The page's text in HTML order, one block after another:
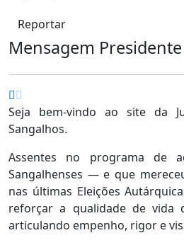
Reportar
Mensagem Presidente
Seja bem-vindo ao site da
Sangalhos.
Assentes no programa de
Sangalhenses — e que
nas últimas Eleições
reforçar a qualidade de vida
articulando empenho, rigor e